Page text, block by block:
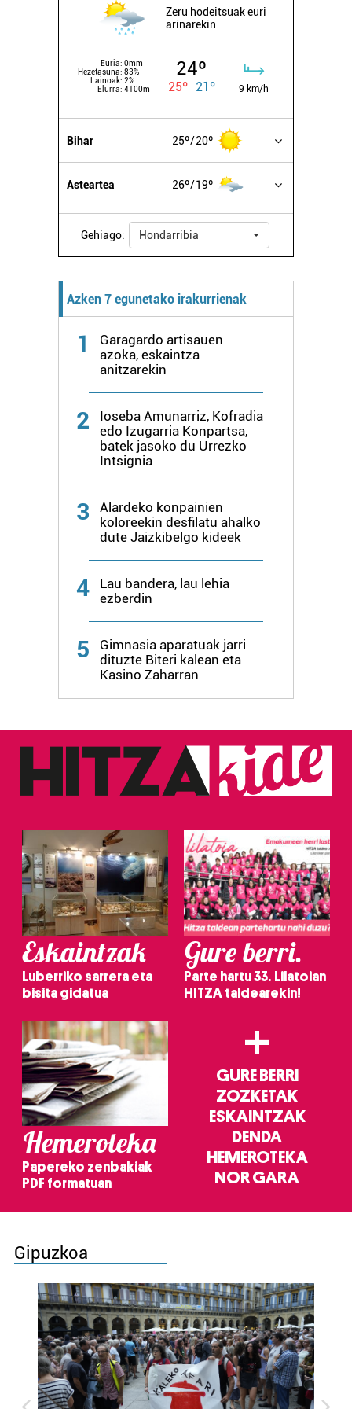
Zeru hodeitsuak euri
arinarekin
Euria: 0mm
Hezetasuna: 83%
Lainoak: 2%
Elurra: 4100m
24º
25º 21º 9 km/h
Bihar 25º 20º
Asteartea 26º 19º
Gehiago: Hondarribia
Azken 7 egunetako irakurrienak
1
Garagardo artisauen
azoka, eskaintza
anitzarekin
2
Ioseba Amunarriz, Kofradia
edo Izugarria Konpartsa,
batek jasoko du Urrezko
Intsignia
3
Alardeko konpainien
koloreekin desfilatu ahalko
dute Jaizkibelgo kideek
4
Lau bandera, lau lehia
ezberdin
5
Gimnasia aparatuak jarri
dituzte Biteri kalean eta
Kasino Zaharran
Eskaintzak
Luberriko sarrera eta
bisita gidatua
Gure berri.
Parte hartu 33. Lilatoian
HITZA taldearekin!
Hemeroteka
Papereko zenbakiak
PDF formatuan
+
GURE BERRI
ZOZKETAK
ESKAINTZAK
DENDA
HEMEROTEKA
NOR GARA
Gipuzkoa